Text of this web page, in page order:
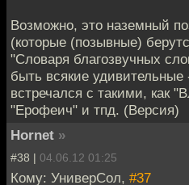
Возможно, это наземный
(которые (позывные)
"Словаря благозвучных
быть всякие
встречался с такими, как
"Ерофеич" и тпд. (Версия)
Hornet »
#38 | 04.06.12 01:25
Кому: УниверСол, #37